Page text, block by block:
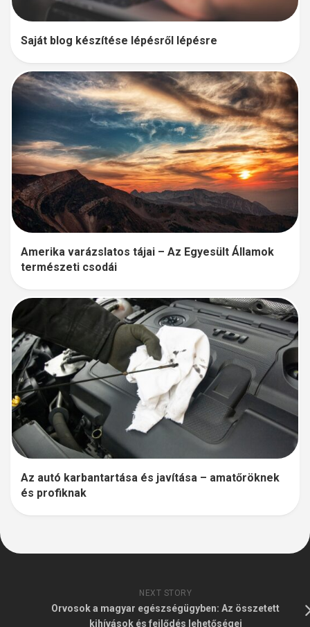
Saját blog készítése lépésről lépésre
Amerika varázslatos tájai – Az Egyesült Államok
természeti csodái
Az autó karbantartása és javítása – amatőröknek
és profiknak
NEXT STORY
Orvosok a magyar egészségügyben: Az összetett
kihívások és fejlődés lehetőségei